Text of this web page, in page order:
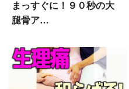
まっすぐに！９０秒の大
腿骨ア…